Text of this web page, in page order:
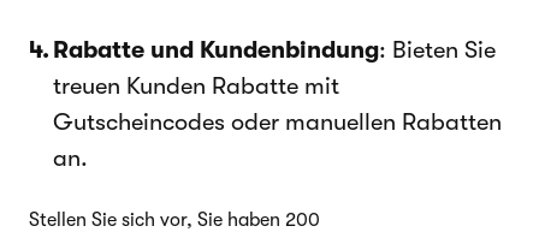
Rabatte und Kundenbindung: Bieten Sie
treuen Kunden Rabatte mit
Gutscheincodes oder manuellen Rabatten
an.
Stellen Sie sich vor, Sie haben 200